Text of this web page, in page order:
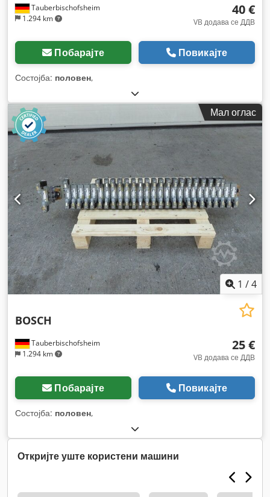
Tauberbischofsheim
1.294 km
40 €
VB додава се ДДВ
Побарајте Повикајте
Состојба: половен,
Мал оглас
1 /4
Tauberbischofsheim
1.294 km
BOSCH
25 €
VB додава се ДДВ
Побарајте Повикајте
Состојба: половен,
Откријте уште користени машини